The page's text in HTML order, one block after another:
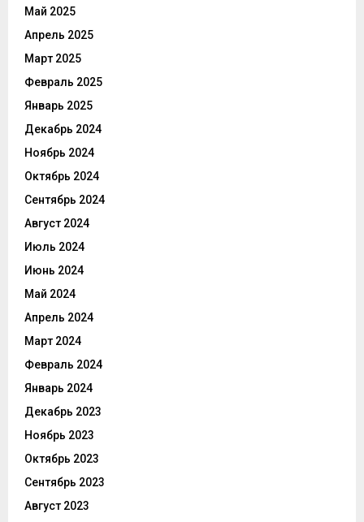
Май 2025
Апрель 2025
Март 2025
Февраль 2025
Январь 2025
Декабрь 2024
Ноябрь 2024
Октябрь 2024
Сентябрь 2024
Август 2024
Июль 2024
Июнь 2024
Май 2024
Апрель 2024
Март 2024
Февраль 2024
Январь 2024
Декабрь 2023
Ноябрь 2023
Октябрь 2023
Сентябрь 2023
Август 2023